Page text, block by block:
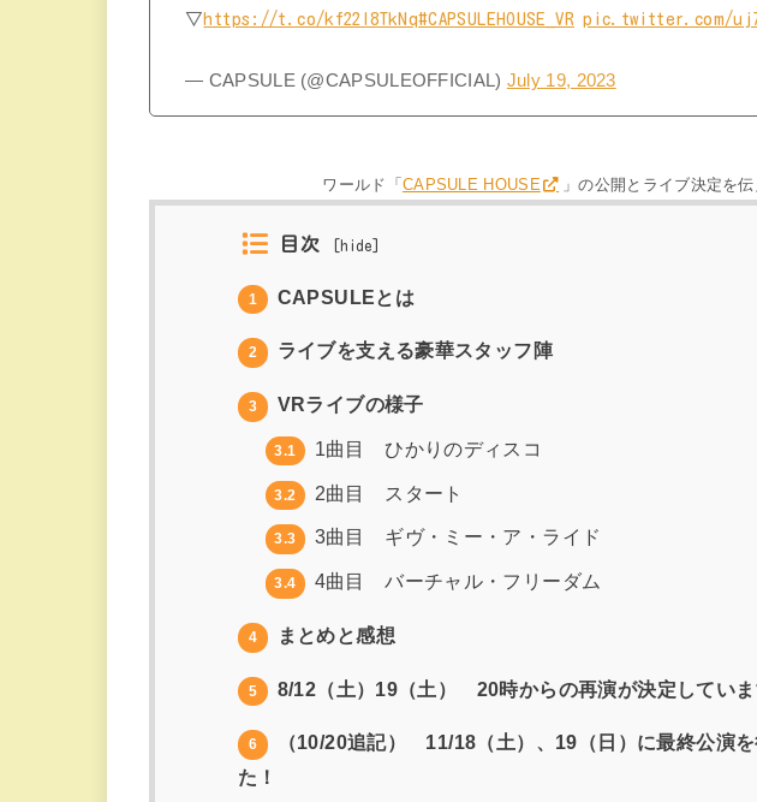
▽ https://t.co/kf22l8TkNq#CAPSULEHOUSE_VR pic.twitter.com/
— CAPSULE (@CAPSULEOFFICIAL) July 19, 2023
ワールド「 CAPSULE HOUSE 」の公開とライブ決定を
目次 [ hide ]
1 CAPSULEとは
2 ライブを支える豪華スタッフ陣
3 VRライブの様子
3.1 1曲目 ひかりのディスコ
3.2 2曲目 スタート
3.3 3曲目 ギヴ・ミー・ア・ライド
3.4 4曲目 バーチャル・フリーダム
4 まとめと感想
5 8/12（土）19（土） 20時からの再演が決定していま
6
（10/20追記） 11/18（土）、19（日）に最終公演を
た！